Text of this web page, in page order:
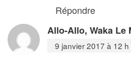
Répondre
Allo-Allo, Waka Le
9 janvier 2017 à 12 h